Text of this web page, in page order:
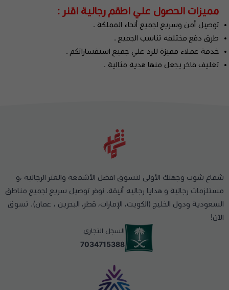
مميزات الحصول علي اطقم رجالية اقنر :
توصيل أمن وسريع لجميع أنحاء المملكة .
طرق دفع مختلفه تناسب الجميع .
خدمة عملاء مميزة للرد علي جميع استفساراتكم .
تغليف فاخر يجعل منها هدية مثالية .
شماغ شوب وجهتك الأولى لتسوق افضل الأشمغة والغتر الرجالية ،و
مستلزمات رجالية و هدايا رجاليه أنيقة. نوفر توصيل سريع لجميع مناطق
السعودية ودول الخليج (الكويت، الإمارات، قطر، البحرين ، عمان). تسوق
الآن!
السجل التجاري
7034715388